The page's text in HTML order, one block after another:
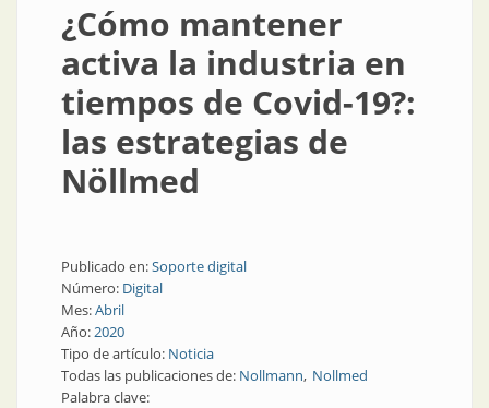
¿Cómo mantener
activa la industria en
tiempos de Covid-19?:
las estrategias de
Nöllmed
Publicado en:Soporte digital
Número: Digital
Mes:Abril
Año:2020
Tipo de artículo: Noticia
Todas las publicaciones de: Nollmann Nollmed
Palabra clave: